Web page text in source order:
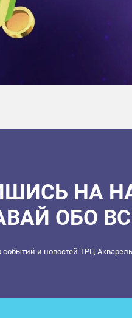
НА
ОБО
событий и новостей ТРЦ Акварель